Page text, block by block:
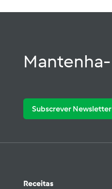
Mantenha-
Subscrever Newsletter
Receitas